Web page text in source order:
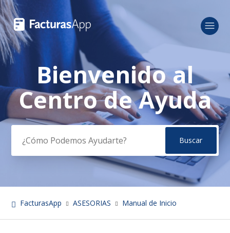
Búsqueda
Bienvenido al
Centro de Ayuda
FacturasApp ASESORIAS Manual de Inicio